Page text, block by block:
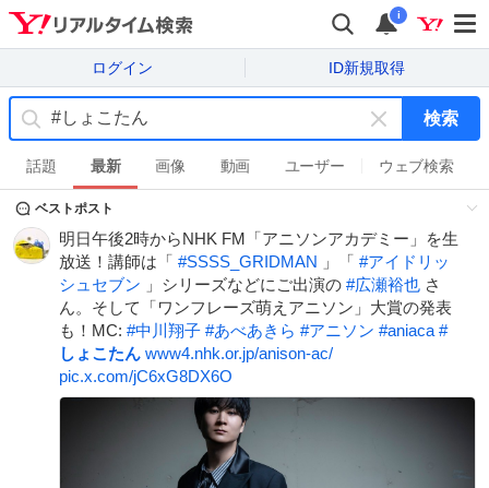
i
ログイン ID新規取得
キ
ー
ワ
ド
を
消
す
検索
話題 最新 画像 動画 ユーザー ウェブ検索
ベストポスト
明日午後2時からNHK FM「アニソンアカデミー」を生
放送！講師は「 #SSSS_GRIDMAN 」「 #アイドリッ
シュセブン 」シリーズなどにご出演の #広瀬裕也 さ
ん。そして「ワンフレーズ萌えアニソン」大賞の発表
も！MC: #中川翔子 #あべあきら #アニソン #aniaca #
しょこたん www4.nhk.or.jp/anison-ac/
pic.x.com/jC6xG8DX6O